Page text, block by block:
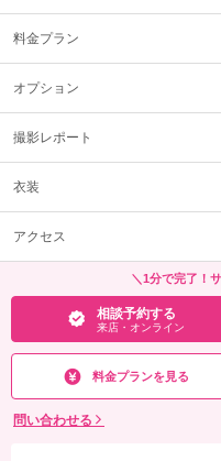
料金プラン
オプション
撮影レポート
衣装
アクセス
＼1分で完了！
相談予約する
来店・オンライン
料金プランを見る
問い合わせる